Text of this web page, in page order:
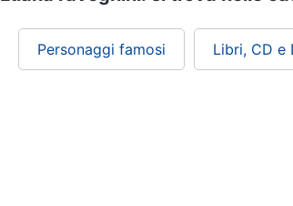
Personaggi famosi Libri, CD e